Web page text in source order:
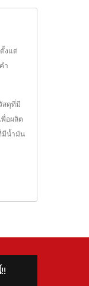
งแต่
ำ
สดุที่มี
พื่อผลิต
มีน้ำมัน